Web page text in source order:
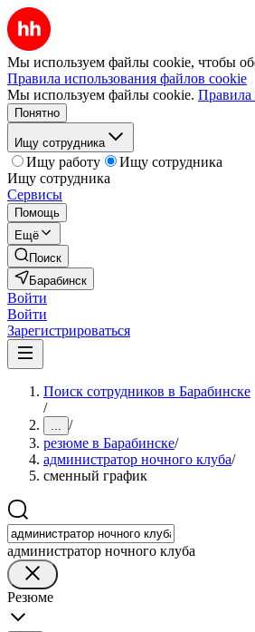
Мы используем файлы cookie, чтобы
Правила использования файлов cookie
Мы используем файлы cookie. Правила
Понятно
Ищу сотрудника
Ищу работу
Ищу сотрудника
Ищу сотрудника
Сервисы
Помощь
Ещё
Поиск
Барабинск
Войти
Войти
Зарегистрироваться
Поиск сотрудников в Барабинске
/
... /
резюме в Барабинске/
администратор ночного клуба/
сменный график
администратор ночного клуба
Резюме